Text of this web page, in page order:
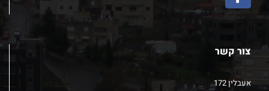
צור קשר
אעבלין 172